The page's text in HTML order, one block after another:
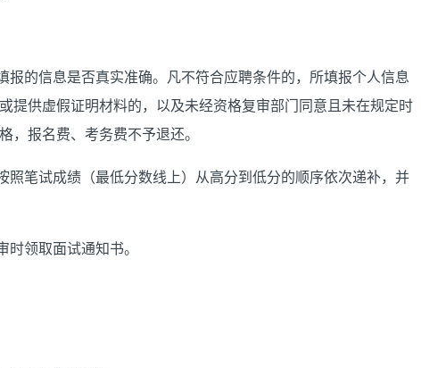
报的信息是否真实准确。凡不符合应聘条件的，所填报个人信息
提供虚假证明材料的，以及未经资格复审部门同意且未在规定时
，报名费、考务费不予退还。
照笔试成绩（最低分数线上）从高分到低分的顺序依次递补，并
时领取面试通知书。